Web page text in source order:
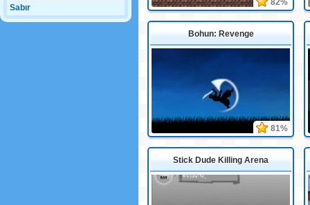
Sabır
82%
Bohun: Revenge
81%
Stick Dude Killing Arena